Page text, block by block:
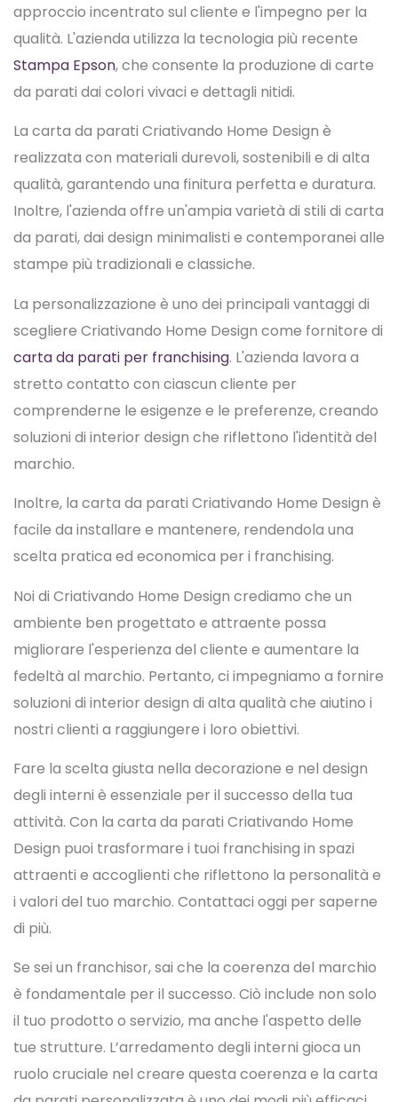
approccio incentrato sul cliente e l'impegno per la
qualità. L'azienda utilizza la tecnologia più recente
Stampa Epson, che consente la produzione di carte
da parati dai colori vivaci e dettagli nitidi.
La carta da parati Criativando Home Design è
realizzata con materiali durevoli, sostenibili e di alta
qualità, garantendo una finitura perfetta e duratura.
Inoltre, l'azienda offre un'ampia varietà di stili di carta
da parati, dai design minimalisti e contemporanei alle
stampe più tradizionali e classiche.
La personalizzazione è uno dei principali vantaggi di
scegliere Criativando Home Design come fornitore di
carta da parati per franchising. L'azienda lavora a
stretto contatto con ciascun cliente per
comprenderne le esigenze e le preferenze, creando
soluzioni di interior design che riflettono l'identità del
marchio.
Inoltre, la carta da parati Criativando Home Design è
facile da installare e mantenere, rendendola una
scelta pratica ed economica per i franchising.
Noi di Criativando Home Design crediamo che un
ambiente ben progettato e attraente possa
migliorare l'esperienza del cliente e aumentare la
fedeltà al marchio. Pertanto, ci impegniamo a fornire
soluzioni di interior design di alta qualità che aiutino i
nostri clienti a raggiungere i loro obiettivi.
Fare la scelta giusta nella decorazione e nel design
degli interni è essenziale per il successo della tua
attività. Con la carta da parati Criativando Home
Design puoi trasformare i tuoi franchising in spazi
attraenti e accoglienti che riflettono la personalità e
i valori del tuo marchio. Contattaci oggi per saperne
di più.
Se sei un franchisor, sai che la coerenza del marchio
è fondamentale per il successo. Ciò include non solo
il tuo prodotto o servizio, ma anche l'aspetto delle
tue strutture. L’arredamento degli interni gioca un
ruolo cruciale nel creare questa coerenza e la carta